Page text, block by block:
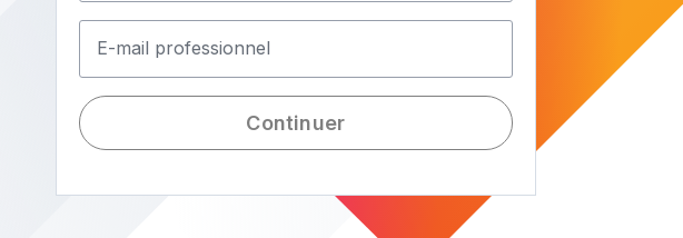
E-mail professionnel
Continuer